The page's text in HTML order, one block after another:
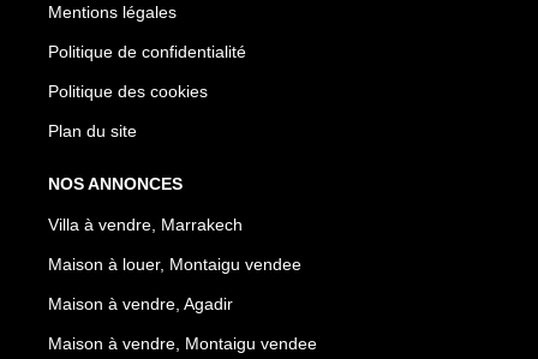
Mentions légales
Politique de confidentialité
Politique des cookies
Plan du site
NOS ANNONCES
Villa à vendre, Marrakech
Maison à louer, Montaigu vendee
Maison à vendre, Agadir
Maison à vendre, Montaigu vendee